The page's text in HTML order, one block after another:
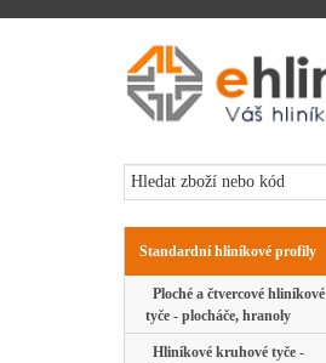
Standardní hliníkové profily
Ploché a čtvercové hliníkové
tyče - plocháče, hranoly
Hliníkové kruhové tyče -